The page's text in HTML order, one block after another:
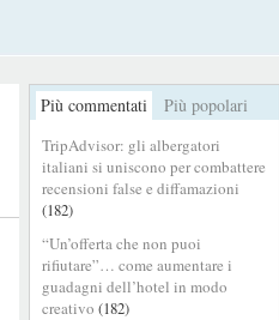
Più commentati Più popolari
TripAdvisor: gli albergatori
italiani si uniscono per combattere
recensioni false e diffamazioni
(182)
“Un’offerta che non puoi
rifiutare”… come aumentare i
guadagni dell’hotel in modo
creativo (182)